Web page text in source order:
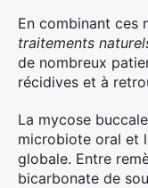
En combinant ces
traitements
de nombreux
récidives et à
La mycose
microbiote oral et
globale. Entre
bicarbonate de